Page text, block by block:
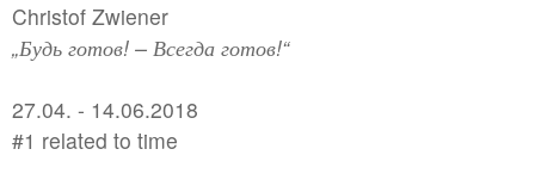
#6 | 2026 Annika Hippler
#4 | 2025 Arturo Comas
Christof Zwiener
„Будь готов! – Всегда готов!“
27.04. - 14.06.2018
#1 related to time